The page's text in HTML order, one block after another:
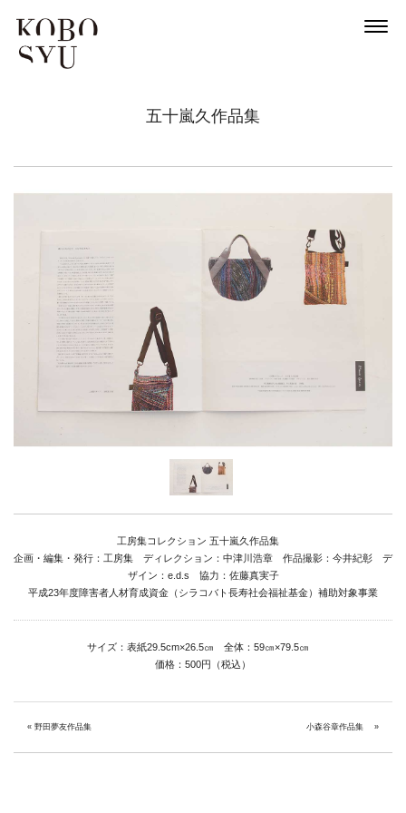
Exhibitions
Projects
Access
Link
Facebook
Instagram
Youtube
online-shop
art center syu
五十嵐久作品集
工房集コレクション 五十嵐久作品集
企画・編集・発行：工房集 ディレクション：中津川浩章 作品撮影：今井紀彰 デ
ザイン：e.d.s 協力：佐藤真実子
平成23年度障害者人材育成資金（シラコバト長寿社会福祉基金）補助対象事業
サイズ：表紙29.5cm×26.5㎝ 全体：59㎝×79.5㎝
価格：500円（税込）
« 野田夢友作品集 小森谷章作品集 »